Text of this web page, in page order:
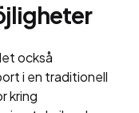
också
i en traditionell
kring